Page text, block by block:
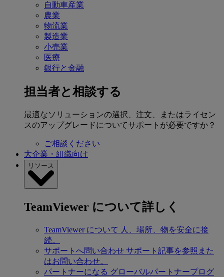
自動車産業
農業
物流業
製造業
小売業
医療
銀行と金融
担当者と相談する
最適なソリューションの選択、注文、またはライセン
スのアップグレードについてサポートが必要ですか？
ご相談ください
大企業・組織向け
リソース
TeamViewer について詳しく
TeamViewer について 人、場所、物を安全に接
続。
サポートへ問い合わせ サポート記事を参照また
はお問い合わせ。
パートナーになる グローバルパートナープログ